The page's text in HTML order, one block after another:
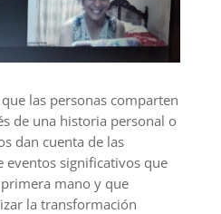
las personas comparten
de una historia personal o
dan cuenta de las
eventos significativos que
mano y que
la transformación